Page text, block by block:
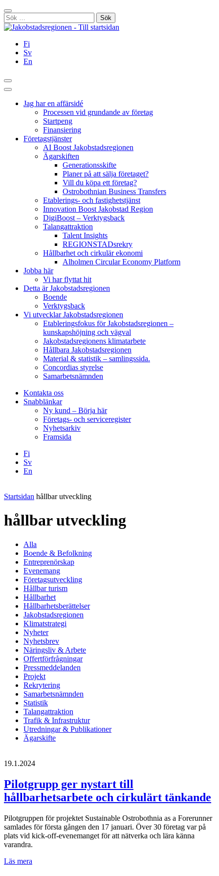
Hoppa
till
innehållet
Stäng
Sök
efter:
Fi
Sv
En
Sök
Huvudmeny
Jag har en affärsidé
Processen vid grundande av företag
Startpeng
Finansiering
Företagstjänster
AI Boost Jakobstadsregionen
Ägarskiften
Generationsskifte
Planer på att sälja företaget?
Vill du köpa ett företag?
Ostrobothnian Business Transfers
Etablerings- och fastighetstjänst
Innovation Boost Jakobstad Region
DigiBoost – Verktygsback
Talangattraktion
Talent Insights
REGIONSTADsrekry
Hållbarhet och cirkulär ekonomi
Alholmen Circular Economy Platform
Jobba här
Vi har flyttat hit
Detta är Jakobstadsregionen
Boende
Verktygsback
Vi utvecklar Jakobstadsregionen
Etableringsfokus för Jakobstadsregionen –
kunskapshöjning och vägval
Jakobstadsregionens klimatarbete
Hållbara Jakobstadsregionen
Material & statistik – samlingssida.
Concordias styrelse
Samarbetsnämnden
Kontakta oss
Snabblänkar
Ny kund – Börja här
Företags- och serviceregister
Nyhetsarkiv
Framsida
Fi
Sv
En
Startsidan hållbar utveckling
hållbar utveckling
Alla
Boende & Befolkning
Entreprenörskap
Evenemang
Företagsutveckling
Hållbar turism
Hållbarhet
Hållbarhetsberättelser
Jakobstadsregionen
Klimatstrategi
Nyheter
Nyhetsbrev
Näringsliv & Arbete
Offertförfrågningar
Pressmeddelanden
Projekt
Rekrytering
Samarbetsnämnden
Statistik
Talangattraktion
Trafik & Infrastruktur
Utredningar & Publikationer
Ägarskifte
19.1.2024
Pilotgrupp ger nystart till
hållbarhetsarbete och cirkulärt tänkande
Pilotgruppen för projektet Sustainable Ostrobothnia as a Forerunner
samlades för första gången den 17 januari. Över 30 företag var på
plats vid kick-off-evenemanget för att nätverka och lära känna
varandra.
Läs mera